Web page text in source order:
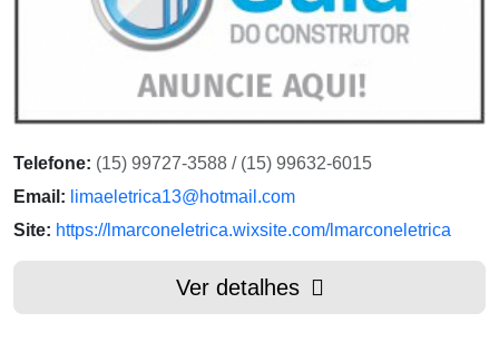
Telefone: (15) 99727-3588 / (15) 99632-6015
Email: limaeletrica13@hotmail.com
Site: https://lmarconeletrica.wixsite.com/lmarconeletrica
Ver detalhes